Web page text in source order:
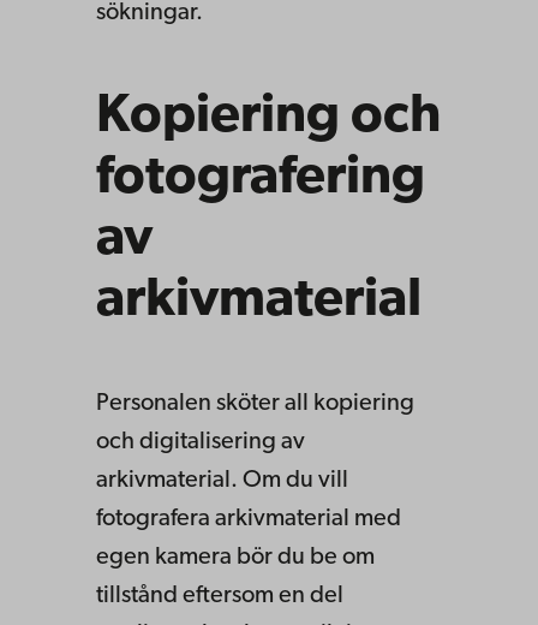
sökningar.
Kopiering och
fotografering
av
arkivmaterial
Personalen sköter all kopiering
och digitalisering av
arkivmaterial. Om du vill
fotografera arkivmaterial med
egen kamera bör du be om
tillstånd eftersom en del